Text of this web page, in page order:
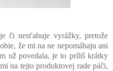
či nesťahuje vyrážky, pretože
že mi na ne nepomáhaju ani
už povedala, je to príliš krátky
na tejto produktovej rade páči,